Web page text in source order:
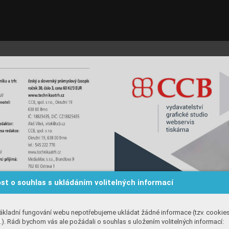
o souhlas s ukládáním volitelných informací
fungování webu nepotřebujeme ukládat žádné informace (tzv.
Rádi bychom vás ale požádali o souhlas s uložením volitelných informací: